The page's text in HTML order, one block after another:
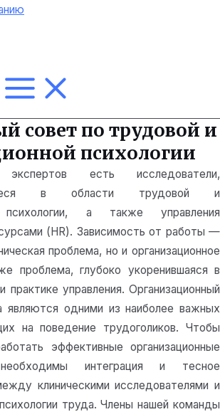
совет по трудовой и
психологии
есть исследователи,
в области трудовой и
психологии, а также управления
(HR). Зависимость от работы —
проблема, но и организационное
проблема, глубоко укоренившаяся в
практике управления. Организационный
являются одними из наиболее важных
на поведение трудоголиков. Чтобы
эффективные организационные
интеграция и тесное
клиническими исследователями и
труда. Члены нашей команды